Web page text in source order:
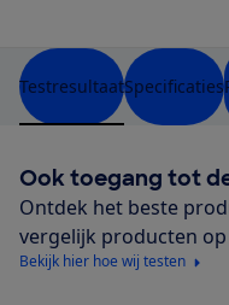
TestresultaatSpecificaties
Ook toegang tot
Ontdek het beste
vergelijk producten
Bekijk hier hoe wij testen